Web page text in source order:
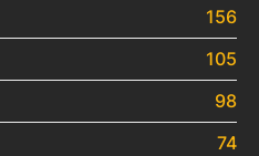
156
105
98
74